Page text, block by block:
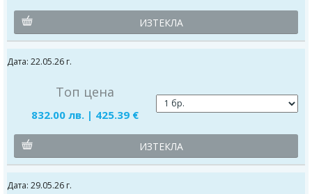
ИЗТЕКЛА
Дата: 22.05.26 г.
Топ цена
832.00 лв. | 425.39 €
ИЗТЕКЛА
Дата: 29.05.26 г.